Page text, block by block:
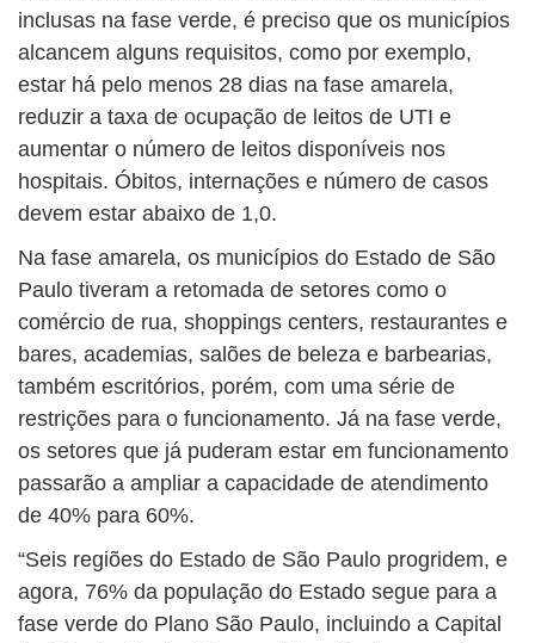
inclusas na fase verde, é preciso que os municípios
alcancem alguns requisitos, como por exemplo,
estar há pelo menos 28 dias na fase amarela,
reduzir a taxa de ocupação de leitos de UTI e
aumentar o número de leitos disponíveis nos
hospitais. Óbitos, internações e número de casos
devem estar abaixo de 1,0.
Na fase amarela, os municípios do Estado de São
Paulo tiveram a retomada de setores como o
comércio de rua, shoppings centers, restaurantes e
bares, academias, salões de beleza e barbearias,
também escritórios, porém, com uma série de
restrições para o funcionamento. Já na fase verde,
os setores que já puderam estar em funcionamento
passarão a ampliar a capacidade de atendimento
de 40% para 60%.
“Seis regiões do Estado de São Paulo progridem, e
agora, 76% da população do Estado segue para a
fase verde do Plano São Paulo, incluindo a Capital